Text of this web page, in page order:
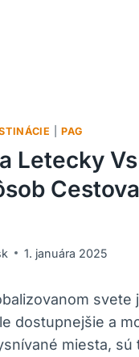
|PAG
Letecky
1. januára 2025
svete
dostupnejšie a
miesta, sú